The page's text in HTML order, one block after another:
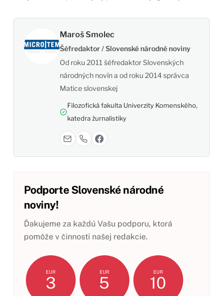
Maroš Smolec
Šéfredaktor / Slovenské národné noviny
Od roku 2011 šéfredaktor Slovenských
národných novín a od roku 2014 správca
Matice slovenskej
Filozofická fakulta Univerzity Komenského,
katedra žurnalistiky
Podporte Slovenské národné
noviny!
Ďakujeme za každú Vašu podporu, ktorá
pomôže v činnosti našej redakcie.
EUR
3
EUR
5
EUR
10